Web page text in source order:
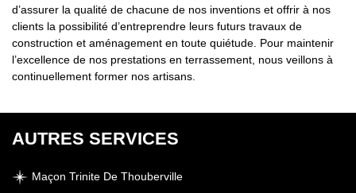
d’assurer la qualité de chacune de nos inventions et offrir à nos
clients la possibilité d’entreprendre leurs futurs travaux de
construction et aménagement en toute quiétude. Pour maintenir
l’excellence de nos prestations en terrassement, nous veillons à
continuellement former nos artisans.
AUTRES SERVICES
Maçon Trinite De Thouberville